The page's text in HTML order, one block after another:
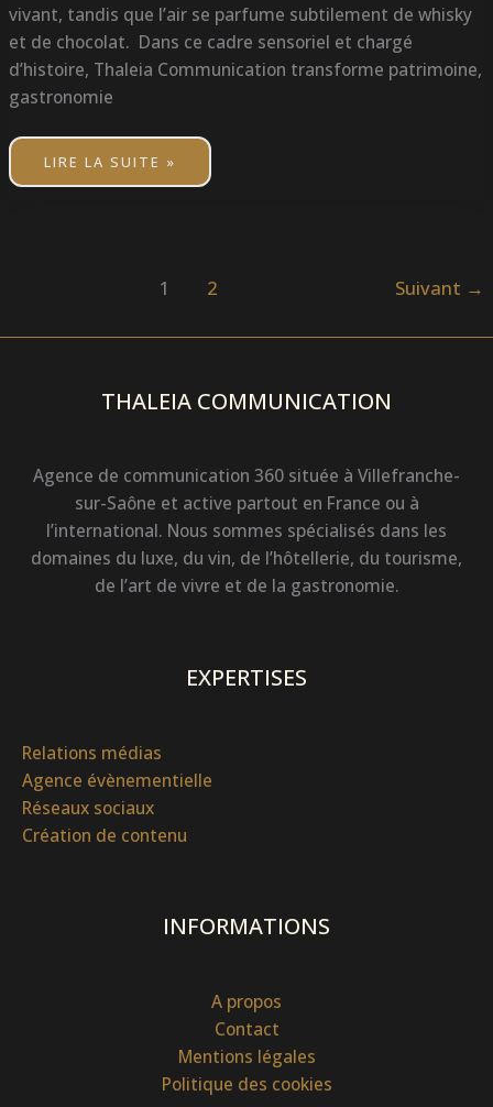
vivant, tandis que l’air se parfume subtilement de whisky
et de chocolat. Dans ce cadre sensoriel et chargé
d’histoire, Thaleia Communication transforme patrimoine,
gastronomie
LIRE LA SUITE »
1 2 Suivant →
THALEIA COMMUNICATION
Agence de communication 360 située à Villefranche-
sur-Saône et active partout en France ou à
l’international. Nous sommes spécialisés dans les
domaines du luxe, du vin, de l’hôtellerie, du tourisme,
de l’art de vivre et de la gastronomie.
EXPERTISES
Relations médias
Agence évènementielle
Réseaux sociaux
Création de contenu
INFORMATIONS
A propos
Contact
Mentions légales
Politique des cookies